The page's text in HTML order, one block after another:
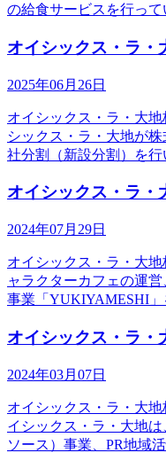
の給食サービスを行っ
オイシックス・ラ・
2025年06月26日
オイシックス・ラ・大
シックス・ラ・大地が
社分割（新設分割）を行
オイシックス・ラ
2024年07月29日
オイシックス・ラ・大
ャラクターカフェの運
事業「YUKIYAMESHI」
オイシックス・ラ・
2024年03月07日
オイシックス・ラ・大
イシックス・ラ・大地
ソース）事業、PR地域